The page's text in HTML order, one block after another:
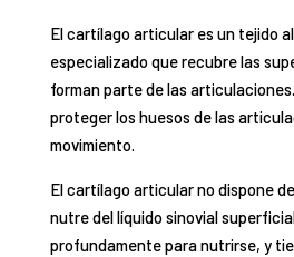
El cartílago articular es un tejido
especializado que recubre las
forman parte de las
proteger los huesos de las
movimiento.
El cartílago articular no dispone
nutre del líquido sinovial
profundamente para nutrirse, y